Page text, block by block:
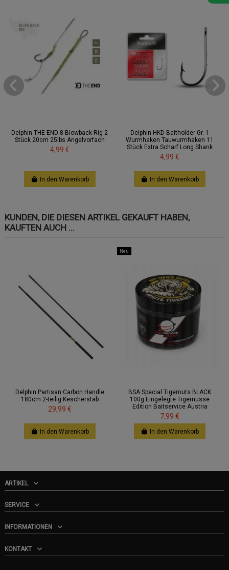
Delphin THE END 8 Blowback-Rig 2
Stück 20cm 25lbs Angelvorfach
4,99 €
In den Warenkorb
Delphin HKD Baitholder Gr. 1
Wurmhaken Tauwurmhaken 11
Stück Extra Scharf Long Shank
4,99 €
In den Warenkorb
KUNDEN, DIE DIESEN ARTIKEL GEKAUFT HABEN,
KAUFTEN AUCH ...
Delphin Partisan Carbon Handle
180cm 2-teilig Kescherstab
29,99 €
In den Warenkorb
Neu
BSA Special Tigernuts BLACK
100g Eingelegte Tigernüsse
Edition Baitservice Austria
7,99 €
In den Warenkorb
ARTIKEL
SERVICE
INFORMATIONEN
KONTAKT